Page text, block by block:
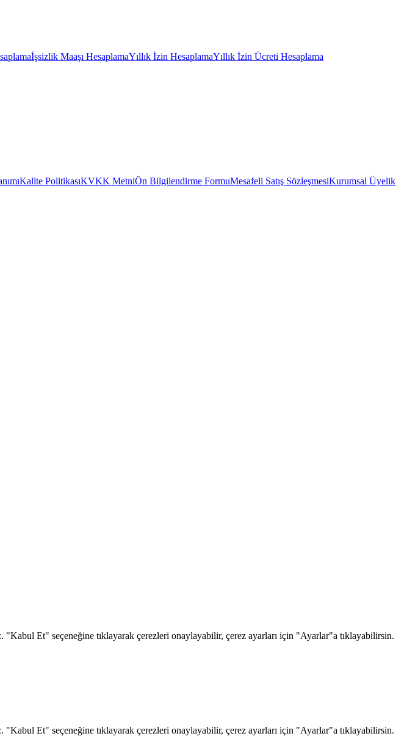
İşsizlik Maaşı HesaplamaYıllık İzin HesaplamaYıllık İzin Ücreti Hesaplama
Kalite PolitikasıKVKK MetniÖn Bilgilendirme FormuMesafeli Satış SözleşmesiKurumsal Üyelik
Et" seçeneğine tıklayarak çerezleri onaylayabilir, çerez ayarları için "Ayarlar"a tıklayabilirsin.
Et" seçeneğine tıklayarak çerezleri onaylayabilir, çerez ayarları için "Ayarlar"a tıklayabilirsin.